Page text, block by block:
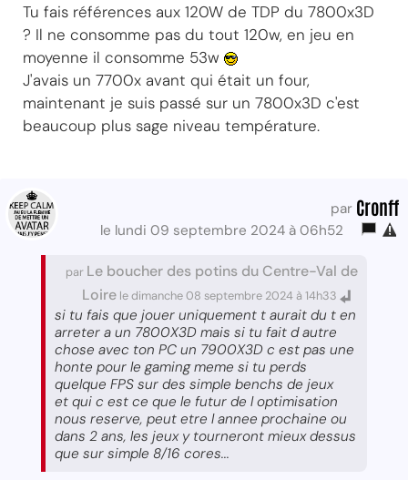
Tu fais références aux 120W de TDP du 7800x3D
? Il ne consomme pas du tout 120w, en jeu en
moyenne il consomme 53w
J'avais un 7700x avant qui était un four,
maintenant je suis passé sur un 7800x3D c'est
beaucoup plus sage niveau température.
par Cronff
le lundi 09 septembre 2024 à 06h52
par Le boucher des potins du Centre-Val de
Loire le dimanche 08 septembre 2024 à 14h33
si tu fais que jouer uniquement t aurait du t en
arreter a un 7800X3D mais si tu fait d autre
chose avec ton PC un 7900X3D c est pas une
honte pour le gaming meme si tu perds
quelque FPS sur des simple benchs de jeux
et qui c est ce que le futur de l optimisation
nous reserve, peut etre l annee prochaine ou
dans 2 ans, les jeux y tourneront mieux dessus
que sur simple 8/16 cores...